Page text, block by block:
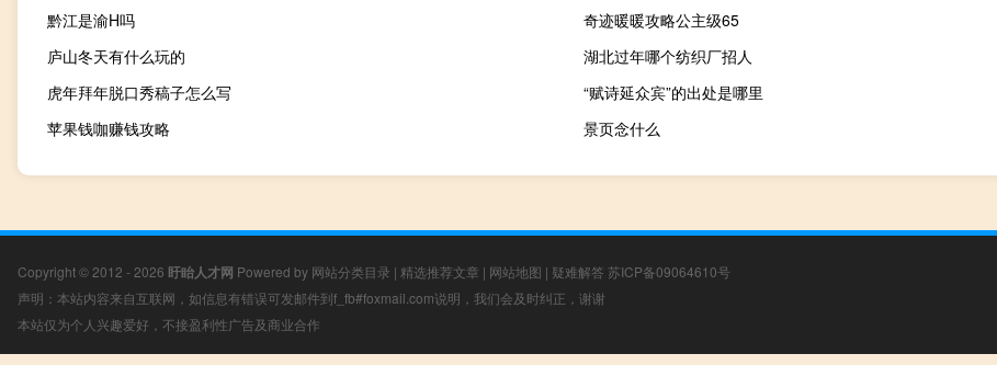
黔江是渝H吗
奇迹暖暖攻略公主级65
庐山冬天有什么玩的
湖北过年哪个纺织厂招人
虎年拜年脱口秀稿子怎么写
“赋诗延众宾”的出处是哪里
苹果钱咖赚钱攻略
景页念什么
Copyright © 2012 - 2026 盱眙人才网 Powered by 网站分类目录 | 精选推荐文章 | 网站地图 | 疑难解答 苏ICP备09064610号
声明：本站内容来自互联网，如信息有错误可发邮件到f_fb#foxmail.com说明，我们会及时纠正，谢谢
本站仅为个人兴趣爱好，不接盈利性广告及商业合作